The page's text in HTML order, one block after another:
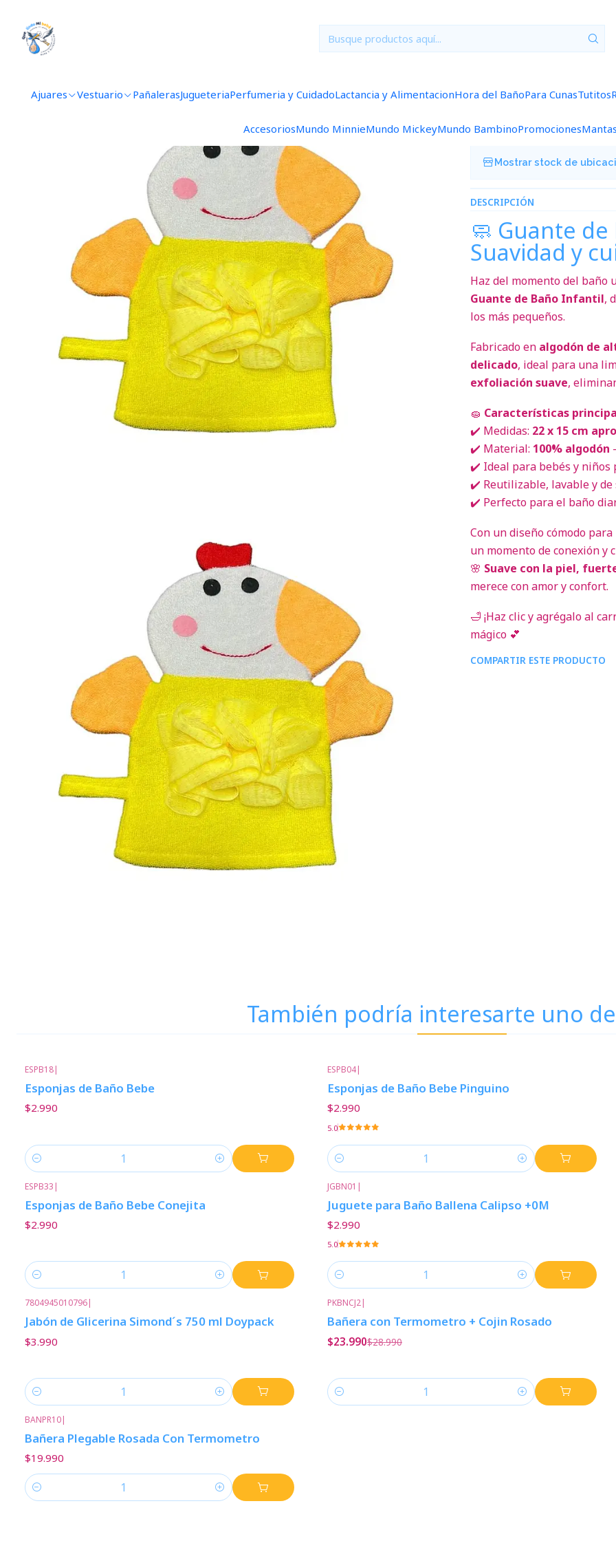
Ajuares Vestuario PañalerasJugueteriaPerfumeria y CuidadoLactancia y AlimentacionHora del BañoPara CunasTutitos
AccesoriosMundo MinnieMundo MickeyMundo BambinoPromocionesMantas
Mostrar stock de
DESCRIPCIÓN
🧼 Guante
Suavidad y
Haz del momento del baño
Guante de Baño Infantil,
los más pequeños.
Fabricado en algodón de
delicado, ideal para una
exfoliación suave,
🧽 Características
✔️ Medidas: 22 x 15 cm
✔️ Material: 100% algodón
✔️ Ideal para bebés y niños
✔️ Reutilizable, lavable y de
✔️ Perfecto para el baño
Con un diseño cómodo
un momento de conexión y
🌸 Suave con la piel,
merece con amor y confort.
🛁 ¡Haz clic y agrégalo al
mágico 💕
COMPARTIR ESTE PRODUCTO
También podría interesarte uno
ESPB18|
Esponjas de Baño Bebe
$2.990
Cantidad
ESPB04|
Esponjas de Baño Bebe Pinguino
$2.990
5.0
Cantidad
ESPB33 |
Esponjas de Baño Bebe Conejita
$2.990
Cantidad
JGBN01 |
Juguete para Baño Ballena Calipso +0M
$2.990
5.0
Cantidad
7804945010796|
Jabón de Glicerina Simond´s 750 ml Doypack
$3.990
Cantidad
PKBNCJ2|
Bañera con Termometro + Cojin Rosado
$23.990$28.990
Cantidad
BANPR10|
Bañera Plegable Rosada Con Termometro
$19.990
Cantidad